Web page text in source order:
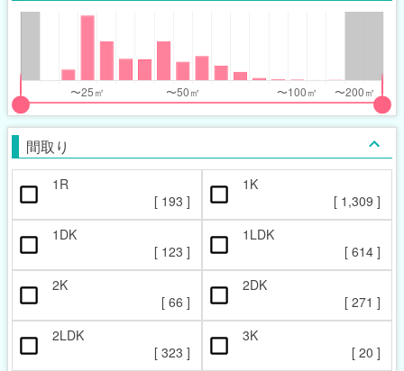
間取り
1R
[ 193 ]
1K
[ 1,309 ]
1DK
[ 123 ]
1LDK
[ 614 ]
2K
[ 66 ]
2DK
[ 271 ]
2LDK
[ 323 ]
3K
[ 20 ]